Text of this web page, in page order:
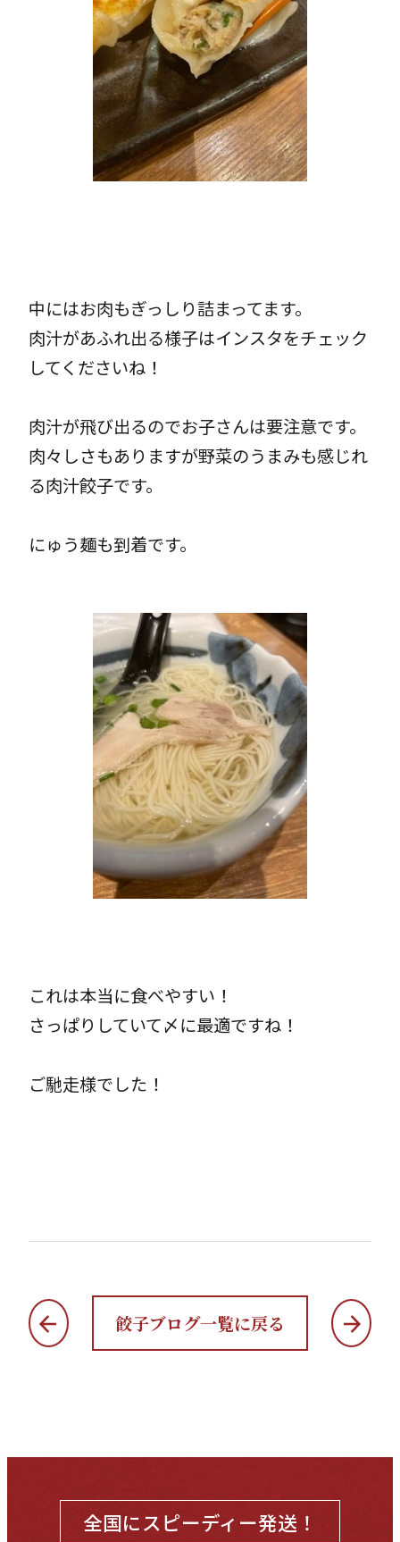
中にはお肉もぎっしり詰まってます。
肉汁があふれ出る様子はインスタをチェック
してくださいね！
肉汁が飛び出るのでお子さんは要注意です。
肉々しさもありますが野菜のうまみも感じれ
る肉汁餃子です。
にゅう麺も到着です。
これは本当に食べやすい！
さっぱりしていて〆に最適ですね！
ご馳走様でした！
餃子ブログ一覧に戻る
全国にスピーディー発送！